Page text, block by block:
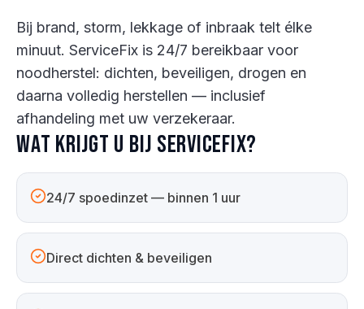
Bij brand, storm, lekkage of inbraak telt élke
minuut. ServiceFix is 24/7 bereikbaar voor
noodherstel: dichten, beveiligen, drogen en
daarna volledig herstellen — inclusief
afhandeling met uw verzekeraar.
Wat krijgt u bij ServiceFix?
24/7 spoedinzet — binnen 1 uur
Direct dichten & beveiligen